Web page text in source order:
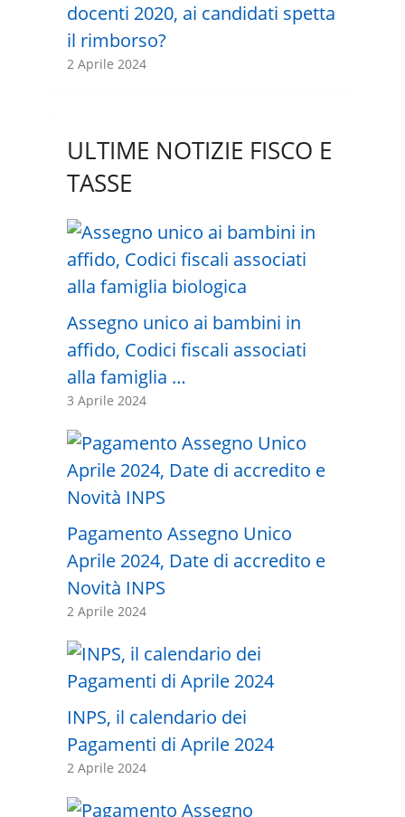
docenti 2020, ai candidati spetta
il rimborso?
2 Aprile 2024
ULTIME NOTIZIE FISCO E
TASSE
Assegno unico ai bambini in
affido, Codici fiscali associati
alla famiglia …
3 Aprile 2024
Pagamento Assegno Unico
Aprile 2024, Date di accredito e
Novità INPS
2 Aprile 2024
INPS, il calendario dei
Pagamenti di Aprile 2024
2 Aprile 2024